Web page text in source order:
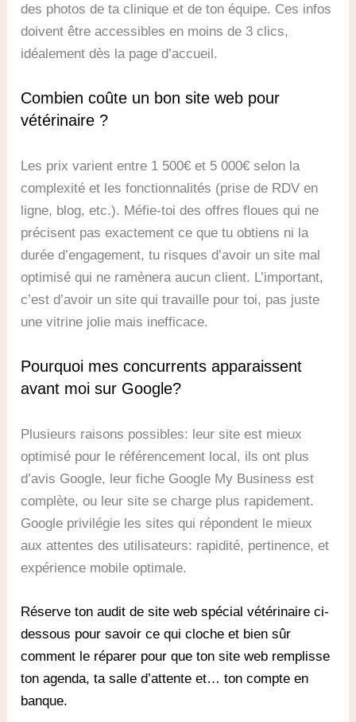
des photos de ta clinique et de ton équipe. Ces infos
doivent être accessibles en moins de 3 clics,
idéalement dès la page d’accueil.
Combien coûte un bon site web pour
vétérinaire ?
Les prix varient entre 1 500€ et 5 000€ selon la
complexité et les fonctionnalités (prise de RDV en
ligne, blog, etc.). Méfie-toi des offres floues qui ne
précisent pas exactement ce que tu obtiens ni la
durée d’engagement, tu risques d’avoir un site mal
optimisé qui ne ramènera aucun client. L’important,
c’est d’avoir un site qui travaille pour toi, pas juste
une vitrine jolie mais inefficace.
Pourquoi mes concurrents apparaissent
avant moi sur Google?
Plusieurs raisons possibles: leur site est mieux
optimisé pour le référencement local, ils ont plus
d’avis Google, leur fiche Google My Business est
complète, ou leur site se charge plus rapidement.
Google privilégie les sites qui répondent le mieux
aux attentes des utilisateurs: rapidité, pertinence, et
expérience mobile optimale.
Réserve ton audit de site web spécial vétérinaire ci-
dessous pour savoir ce qui cloche et bien sûr
comment le réparer pour que ton site web remplisse
ton agenda, ta salle d’attente et… ton compte en
banque.